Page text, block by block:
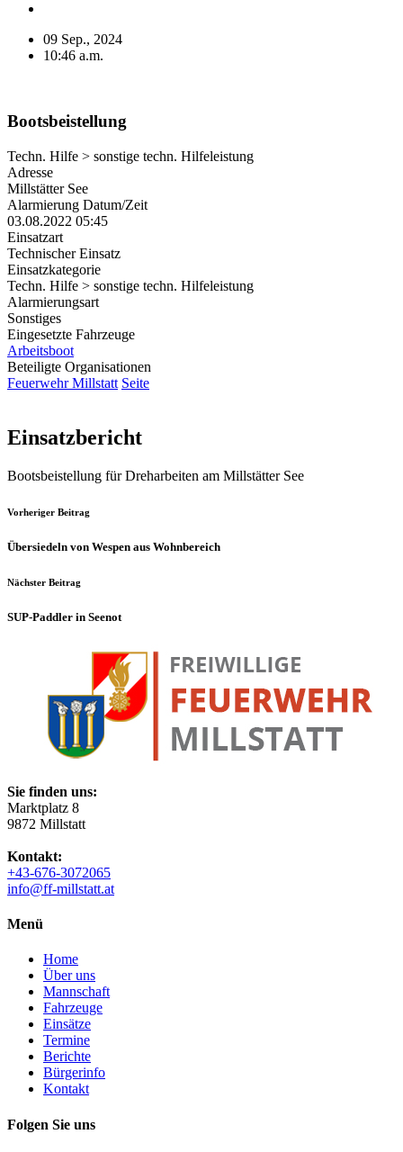
09 Sep., 2024
10:46 a.m.
Bootsbeistellung
Techn. Hilfe > sonstige techn. Hilfeleistung
Adresse
Millstätter See
Alarmierung Datum/Zeit
03.08.2022 05:45
Einsatzart
Technischer Einsatz
Einsatzkategorie
Techn. Hilfe > sonstige techn. Hilfeleistung
Alarmierungsart
Sonstiges
Eingesetzte Fahrzeuge
Arbeitsboot
Beteiligte Organisationen
Feuerwehr Millstatt Seite
Einsatzbericht
Bootsbeistellung für Dreharbeiten am Millstätter See
Vorheriger Beitrag
Übersiedeln von Wespen aus Wohnbereich
Nächster Beitrag
SUP-Paddler in Seenot
Sie finden uns:
Marktplatz 8
9872 Millstatt
Kontakt:
+43-676-3072065
info@ff-millstatt.at
Menü
Home
Über uns
Mannschaft
Fahrzeuge
Einsätze
Termine
Berichte
Bürgerinfo
Kontakt
Folgen Sie uns